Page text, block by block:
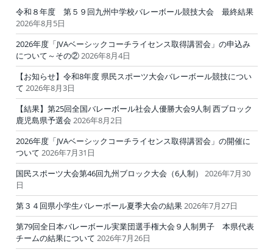
令和８年度 第５９回九州中学校バレーボール競技大会 最終結果
2026年8月5日
2026年度「JVAベーシックコーチライセンス取得講習会」の申込み
について～その②2026年8月4日
【お知らせ】令和8年度 県民スポーツ大会バレーボール競技につい
て 2026年8月3日
【結果】第25回全国バレーボール社会人優勝大会9人制 西ブロック
鹿児島県予選会 2026年8月2日
2026年度「JVAベーシックコーチライセンス取得講習会」の開催に
ついて 2026年7月31日
国民スポーツ大会第46回九州ブロック大会（6人制）
2026年7月30
日
第３４回県小学生バレーボール夏季大会の結果2026年7月27日
第79回全日本バレーボール実業団選手権大会９人制男子 本県代表
チームの結果について 2026年7月26日